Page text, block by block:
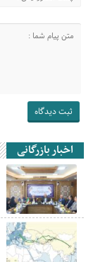
اخبار بازرگانی